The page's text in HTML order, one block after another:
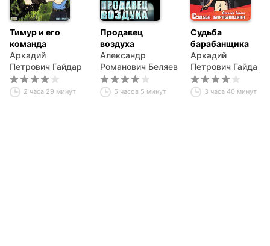
Тимур и его
команда
Аркадий
Петрович Гайдар
2 часа 29 минут
Продавец
воздуха
Александр
Романович Беляев
5 часов 5 минут
Судьба
барабанщика
Аркадий
Петрович Гайдар
3 часа 40 минут